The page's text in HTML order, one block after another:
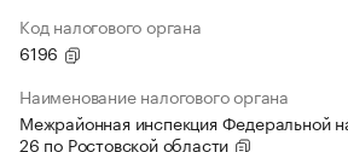
Код налогового органа
6196
Наименование налогового органа
Межрайонная инспекция Федеральной
26 по Ростовской области